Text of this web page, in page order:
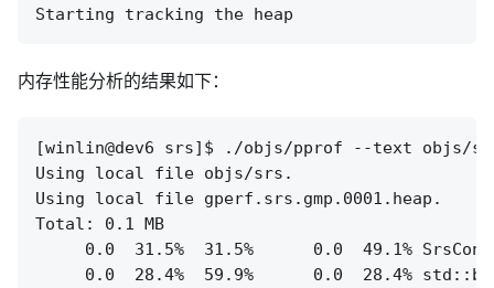
内存性能分析的结果如下：
[winlin@dev6 srs]$ ./objs/pprof --text objs/
Using local file objs/srs.
Using local file gperf.srs.gmp.0001.heap.
Total: 0.1 MB
0.0  31.5%  31.5%      0.0  49.1%
0.0  28.4%  59.9%      0.0  28.4%